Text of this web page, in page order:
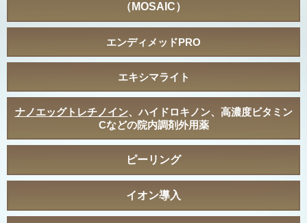
（MOSAIC）
エンディメッドPRO
エキシマライト
ナノエッグトレチノイン、ハイドロキノン、高濃度ビタミン
Cなどの院内調剤外用薬
ピーリング
イオン導入